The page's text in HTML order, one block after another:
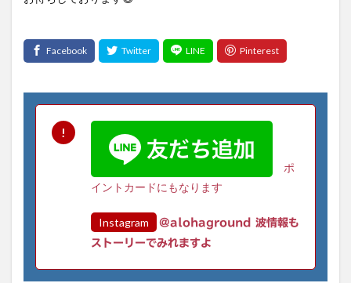
ポ
イントカードにもなります
Instagram
@alohaground 波情報も
ストーリーでみれますよ